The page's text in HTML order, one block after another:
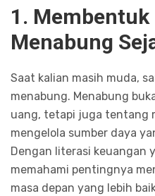
1. Membentuk
Menabung
Saat kalian masih muda,
menabung. Menabung
uang, tetapi juga tentang
mengelola sumber daya
Dengan literasi keuangan
memahami pentingnya
masa depan yang lebih